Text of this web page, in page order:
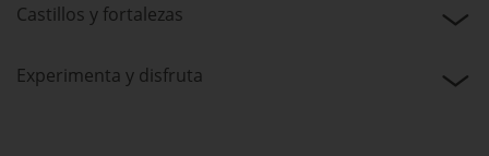
Castillos y fortalezas
Experimenta y disfruta